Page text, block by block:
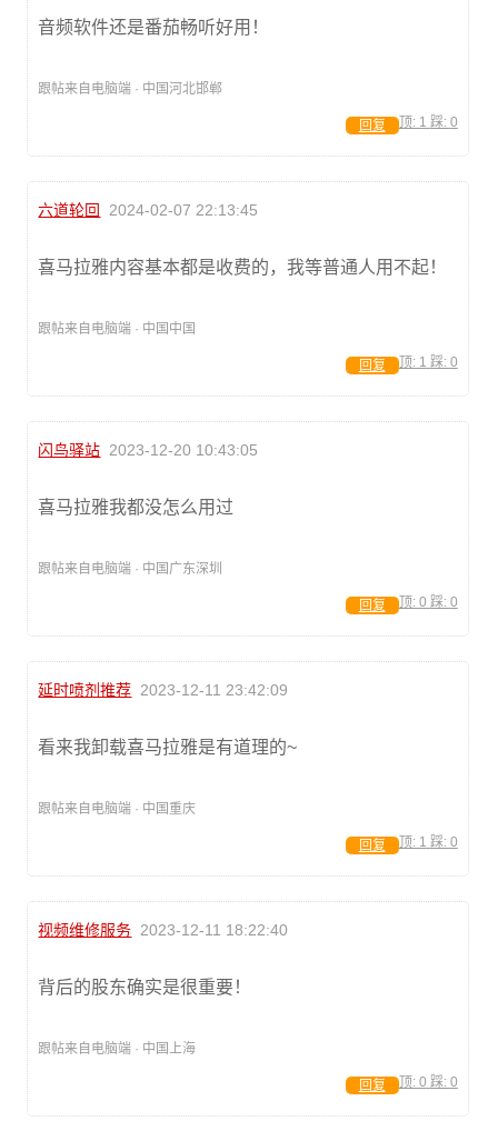
音频软件还是番茄畅听好用！
跟帖来自电脑端 · 中国河北邯郸
顶: 1 踩: 0
回复
六道轮回 2024-02-07 22:13:45
喜马拉雅内容基本都是收费的，我等普通人用不起！
跟帖来自电脑端 · 中国中国
顶: 1 踩: 0
回复
闪鸟驿站 2023-12-20 10:43:05
喜马拉雅我都没怎么用过
跟帖来自电脑端 · 中国广东深圳
顶: 0 踩: 0
回复
延时喷剂推荐 2023-12-11 23:42:09
看来我卸载喜马拉雅是有道理的~
跟帖来自电脑端 · 中国重庆
顶: 1 踩: 0
回复
视频维修服务 2023-12-11 18:22:40
背后的股东确实是很重要！
跟帖来自电脑端 · 中国上海
顶: 0 踩: 0
回复